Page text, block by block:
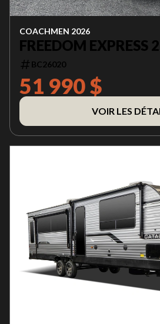
COACHMEN 2026
FREEDOM EXPRESS
BC26020
51 990 $
VOIR LES